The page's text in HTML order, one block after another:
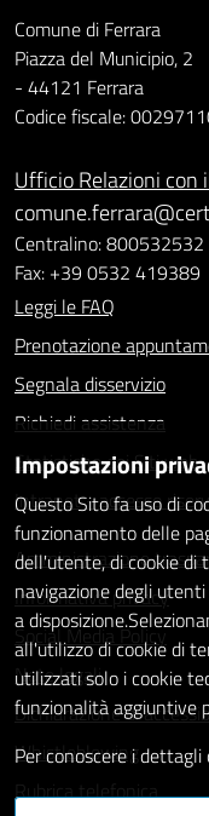
Comune di Ferrara
Piazza del Municipio, 2
- 44121 Ferrara
Codice fiscale:
Ufficio Relazioni con
Centralino: 800532532
Fax: +39 0532 419389
Leggi le FAQ
Prenotazione
Segnala disservizio
Richiedi assistenza
Statistiche dei Siti web
Intranet - accesso
Amministrazione
Informativa privacy
Social Media Policy
Note legali
Dichiarazione di
Whistleblowing
Rubrica telefonica
Impostazioni
Questo Sito fa uso di
funzionamento delle
dell'utente, di cookie di
navigazione degli
a
all'utilizzo di cookie di
utilizzati solo i cookie
funzionalità aggiuntive
Per conoscere i